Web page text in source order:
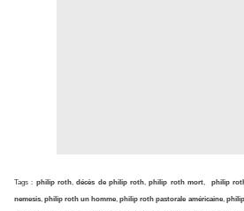
Tags : philip roth,décès de philip roth,philip roth mort, philip
nemesis,philip roth un homme,philip roth pastorale américaine,